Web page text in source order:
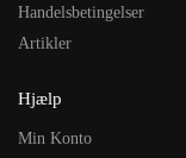
Handelsbetingelser
Artikler
Hjælp
Min Konto